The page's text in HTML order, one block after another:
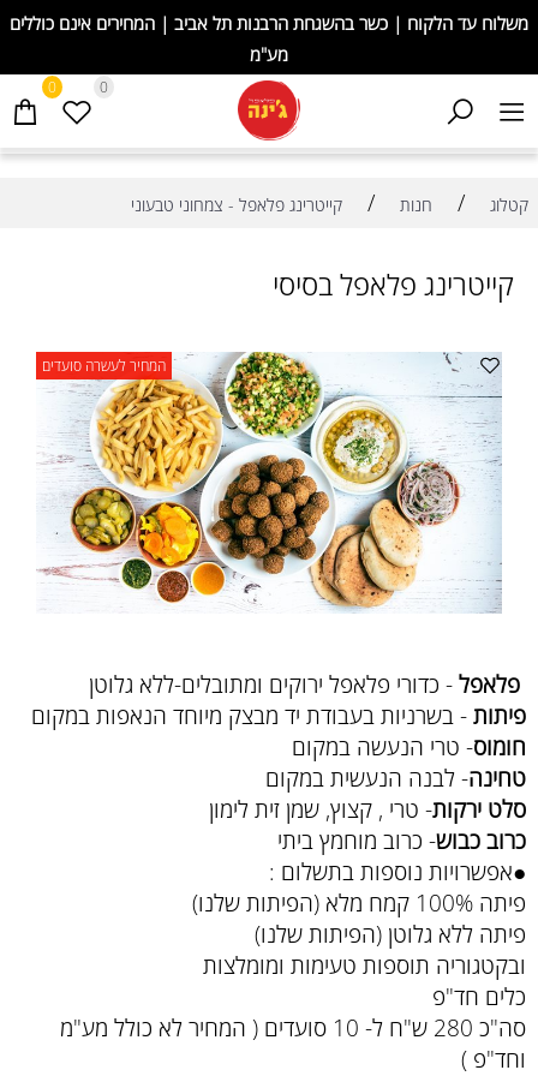
משלוח עד הלקוח | כשר בהשגחת הרבנות תל אביב | המחירים אינם כוללים
מע"מ
0 0
קטלוג / חנות / קייטרינג פלאפל - צמחוני טבעוני
קייטרינג פלאפל בסיסי
המחיר לעשרה סועדים
פלאפל- כדורי פלאפל ירוקים ומתובלים-ללא גלוטן
פיתות- בשרניות בעבודת יד מבצק מיוחד הנאפות במקום
חומוס- טרי הנעשה במקום
טחינה- לבנה הנעשית במקום
סלט ירקות- טרי , קצוץ, שמן זית לימון
כרוב כבוש- כרוב מוחמץ ביתי
●אפשרויות נוספות בתשלום :
פיתה 100% קמח מלא (הפיתות שלנו)
פיתה ללא גלוטן (הפיתות שלנו)
ובקטגוריה תוספות טעימות ומומלצות
כלים חד"פ
סה"כ 280 ש"ח ל- 10 סועדים ( המחיר לא כולל מע"מ
וחד"פ )